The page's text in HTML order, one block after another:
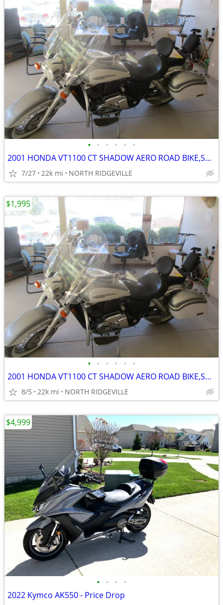
• • • • • •
2001 HONDA VT1100 CT SHADOW AERO ROAD BIKE,SHARP
7/27 22k mi NORTH RIDGEVILLE
• • • • • •
2001 HONDA VT1100 CT SHADOW AERO ROAD BIKE,SHARP
8/5 22k mi NORTH RIDGEVILLE
$1,995
• • • •
2022 Kymco AK550 - Price Drop
$4,999